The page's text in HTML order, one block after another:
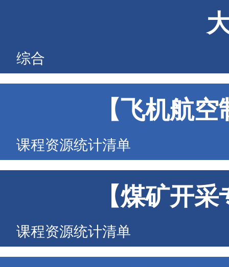
综合
【飞机航
课程资源统计清单
【煤矿开
课程资源统计清单